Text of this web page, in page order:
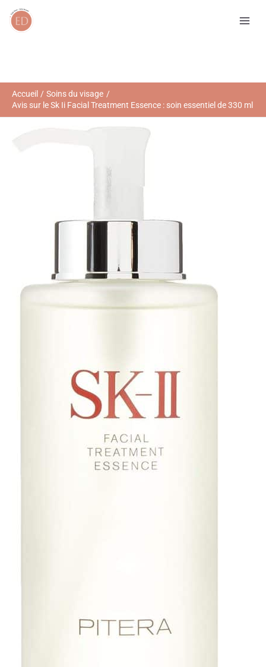
Accueil
Soins du visage
Avis sur le Sk Ii Facial Treatment Essence : soin essentiel de 330 ml
R
e
r
c